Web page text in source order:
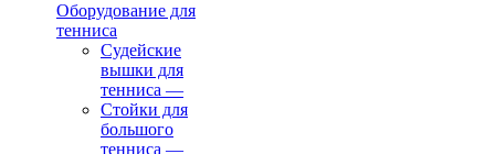
Оборудование для
тенниса
Судейские
вышки для
тенниса —
Стойки для
большого
тенниса —